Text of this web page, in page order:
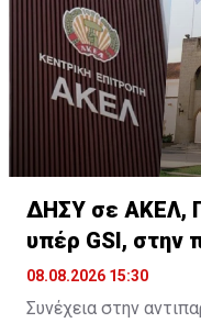
ΔΗΣΥ σε ΑΚΕΛ,
υπέρ GSI, στην
«αστερίσκους»
08.08.2026 15:30
Συνέχεια στην